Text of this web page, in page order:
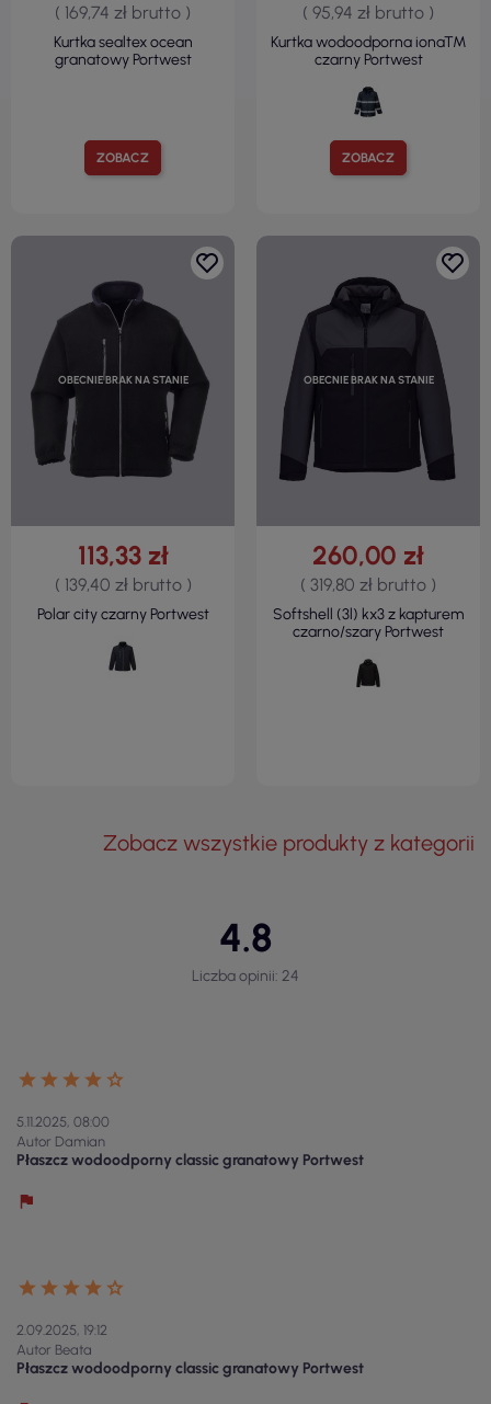
ZOBACZ
( 169,74 zł brutto )
Kurtka sealtex ocean
granatowy Portwest
ZOBACZ
( 95,94 zł brutto )
Kurtka wodoodporna iona™
czarny Portwest
OBECNIE BRAK NA STANIE
113,33 zł
( 139,40 zł brutto )
Polar city czarny Portwest
OBECNIE BRAK NA STANIE
260,00 zł
( 319,80 zł brutto )
Softshell (3l) kx3 z kapturem
czarno/szary Portwest
Zobacz wszystkie produkty z kategorii
4.8
Liczba opinii: 24
5.11.2025, 08:00
Autor Damian
Płaszcz wodoodporny classic granatowy Portwest
2.09.2025, 19:12
Autor Beata
Płaszcz wodoodporny classic granatowy Portwest